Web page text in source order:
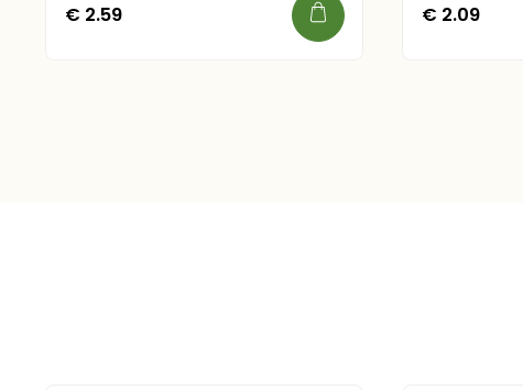
€ 2.59 € 2.09